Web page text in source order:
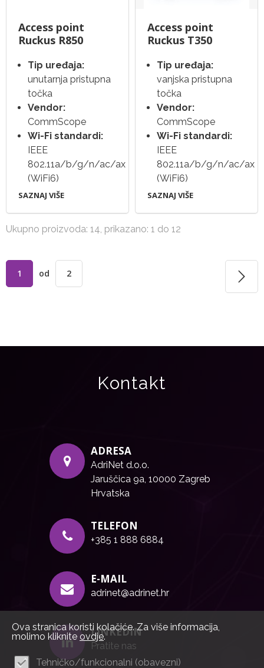
Access point
Ruckus R850
Tip uređaja:
unutarnja pristupna
točka
Vendor:
CommScope
Wi-Fi standardi:
IEEE
802.11a/b/g/n/ac/ax
(WiFi6)
SAZNAJ VIŠE
Access point
Ruckus T350
Tip uređaja:
vanjska pristupna
točka
Vendor:
CommScope
Wi-Fi standardi:
IEEE
802.11a/b/g/n/ac/ax
(WiFi6)
SAZNAJ VIŠE
Ukupno proizvoda: 14, prikazano: 1 do 12
1 od 2
Kontakt
ADRESA
AdriNet d.o.o.
Jaruščica 9a, 10000 Zagreb
Hrvatska
TELEFON
+385 1 888 6884
E-MAIL
adrinet@adrinet.hr
LINKEDIN
Pratite nas
Ova stranica koristi kolačiće. Za više informacija,
molimo kliknite ovdje.
Tehničko/funkcionalni (obavezni)